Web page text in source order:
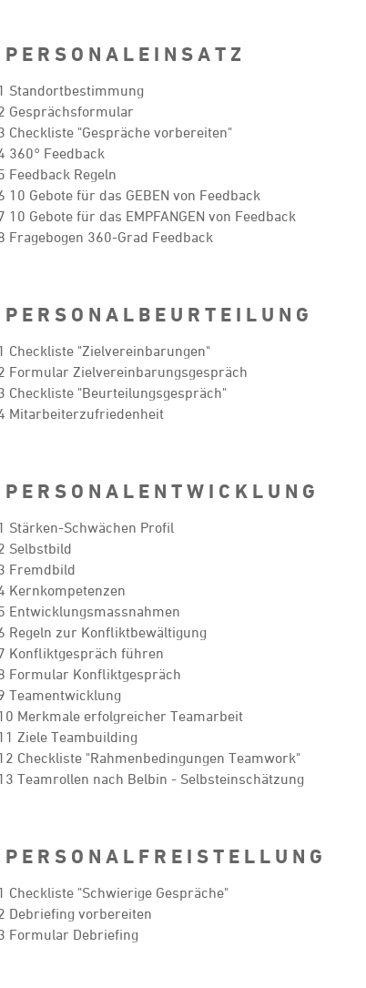
E R S O N A L E I N S A T Z
Standortbestimmung
Gesprächsformular
Checkliste "Gespräche vorbereiten"
360° Feedback
Feedback Regeln
10 Gebote für das GEBEN von Feedback
10 Gebote für das EMPFANGEN von Feedback
Fragebogen 360-Grad Feedback
E R S O N A L B E U R T E I L U N G
Checkliste "Zielvereinbarungen"
Formular Zielvereinbarungsgespräch
Checkliste "Beurteilungsgespräch"
Mitarbeiterzufriedenheit
E R S O N A L E N T W I C K L U N G
Stärken-Schwächen Profil
Selbstbild
Fremdbild
Kernkompetenzen
Entwicklungsmassnahmen
Regeln zur Konfliktbewältigung
Konfliktgespräch führen
Formular Konfliktgespräch
Teamentwicklung
Merkmale erfolgreicher Teamarbeit
Ziele Teambuilding
Checkliste "Rahmenbedingungen Teamwork"
Teamrollen nach Belbin - Selbsteinschätzung
E R S O N A L F R E I S T E L L U N G
Checkliste "Schwierige Gespräche"
Debriefing vorbereiten
Formular Debriefing